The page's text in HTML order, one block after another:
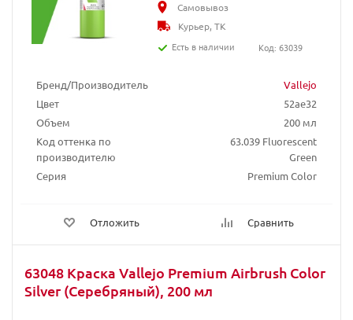
Бренд/Производитель
Vallejo
Цвет
52ae32
Объем
200 мл
Код оттенка по
производителю
63.039 Fluorescent
Green
Серия
Premium Color
Отложить Сравнить
Самовывоз
Курьер, ТК
Есть в наличии
Код: 63039
63048 Краска Vallejo Premium Airbrush Color
Silver (Серебряный), 200 мл